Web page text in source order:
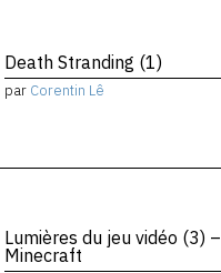
Death Stranding (1)
par Corentin Lê
Lumières du jeu vidéo (3) –
Minecraft